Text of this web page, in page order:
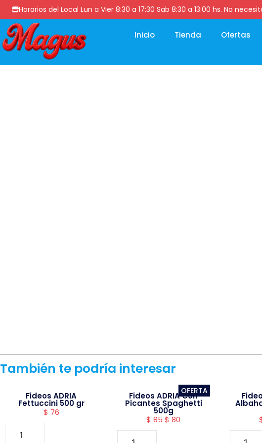
Horarios del Local Lun a Vier 8:30 a 17:30 Sab 8:30 a 13:00 hs. No
Inicio Tienda Ofertas
También te podría interesar
Fideos ADRIA
Fettuccini 500 gr
$ 76
OFERTA
Fideos ADRIA Con
Picantes Spaghetti
500g
$85$ 80